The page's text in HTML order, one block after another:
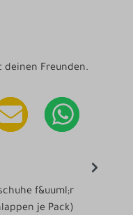
deinen Freunden.
f&uuml;r
je Pack)